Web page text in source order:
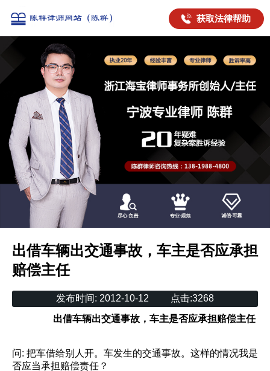
获取法律帮助
出借车辆出交通事故，车主是否应承担
赔偿主任
发布时间: 2012-10-12 点击:3268
出借车辆出交通事故，车主是否应承担赔偿主任
问: 把车借给别人开。车发生的交通事故。这样的情况我是
否应当承担赔偿责任？